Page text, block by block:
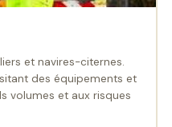
et navires-citernes.
des équipements et
volumes et aux risques